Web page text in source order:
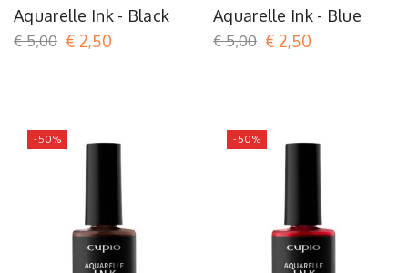
Aquarelle Ink - Black
€ 5,00 € 2,50
Aquarelle Ink - Blue
€ 5,00 € 2,50
-50% -50%